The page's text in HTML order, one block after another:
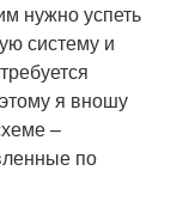
нужно успеть
систему и
я вношу
–
по